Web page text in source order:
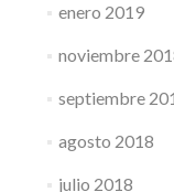
enero 2019
noviembre
septiembre
agosto 2018
julio 2018